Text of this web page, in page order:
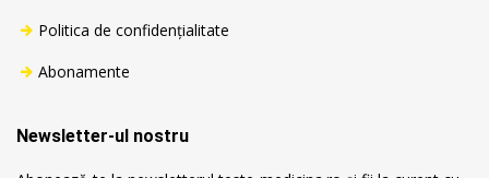
Politica de confidențialitate
Abonamente
Newsletter-ul nostru